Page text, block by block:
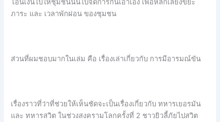
โอนเงินไปให้ชุมชนนั้นไปจัดการกันเอาเอง เพื่อหลีกเลี่ยงขยะ
ภาระ และ เวลาพักผ่อน ของชุมชน
ส่วนที่ผมชอบมากในเล่ม คือ เรื่องเล่าเกี่ยวกับ การมีอารมณ์ขัน
เรื่องราวที่ว่าที่ช่วยให้เห็นชัดจะเป็นเรื่องเกี่ยวกับ ทหารเยอรมัน
และ ทหารสวิต ในช่วงสงครามโลกครั้งที่ 2 ชาวยิวลี้ภัยไปสวิต